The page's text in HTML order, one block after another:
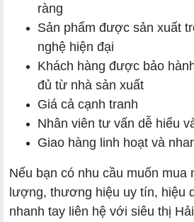
ràng
Sản phẩm được sản xuất
nghệ hiện đại
Khách hàng được bảo
đủ từ nhà sản xuất
Giá cả cạnh tranh
Nhân viên tư vấn dễ hiểu
Giao hàng linh hoạt và
Nếu bạn có nhu cầu muốn mua
lượng, thương hiệu uy tín, hiệu
nhanh tay liên hệ với siêu thị